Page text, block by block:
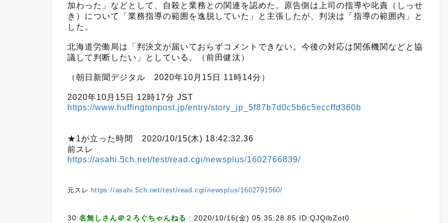
加わった」などとして、自殺と業務との関連を認めた。原告側は上司の指導や叱責（しっせ
き）について「業務指導の範囲を逸脱していた」と主張したが、判決は「指導の範囲内」と
した。
北海道労働局は「判決文が届いておらずコメントできない。今後の対応は関係機関などと協
議して判断したい」としている。（前田健汰）
（朝日新聞デジタル 2020年10月15日 11時14分）
2020年10月15日 12時17分 JST
https://www.huffingtonpost.jp/entry/story_jp_5f87b7d0c5b6c5eccffd360b
★1が立った時間 2020/10/15(木) 18:42:32.36
前スレ
https://asahi.5ch.net/test/read.cgi/newsplus/1602766839/
元スレ https://asahi.5ch.net/test/read.cgi/newsplus/1602791560/
30:名無しさん＠２ろぐちゃんねる : 2020/10/16(金) 05:35:28.85 ID:QJQlbZot0